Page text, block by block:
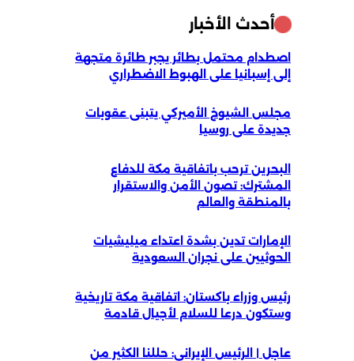
أحدث الأخبار
اصطدام محتمل بطائر يجبر طائرة متجهة
إلى إسبانيا على الهبوط الاضطراري
مجلس الشيوخ الأميركي يتبنى عقوبات
جديدة على روسيا
البحرين ترحب باتفاقية مكة للدفاع
المشترك: تصون الأمن والاستقرار
بالمنطقة والعالم
الإمارات تدين بشدة اعتداء ميليشيات
الحوثيين على نجران السعودية
رئيس وزراء باكستان: اتفاقية مكة تاريخية
وستكون درعا للسلام لأجيال قادمة
عاجل | الرئيس الإيراني: حللنا الكثير من